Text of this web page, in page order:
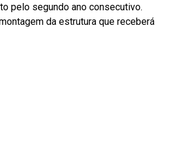
pelo segundo ano consecutivo.
da estrutura que receberá